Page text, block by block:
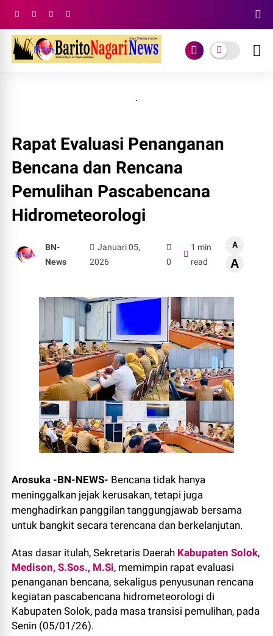
.
Rapat Evaluasi Penanganan
Bencana dan Rencana
Pemulihan Pascabencana
Hidrometeorologi
BN-
News
Januari 05,
2026
0
1 min
read
A
A
Arosuka -BN-NEWS- Bencana tidak hanya
meninggalkan jejak kerusakan, tetapi juga
menghadirkan panggilan tanggungjawab bersama
untuk bangkit secara terencana dan berkelanjutan.
Atas dasar itulah, Sekretaris Daerah Kabupaten Solok,
Medison, S.Sos., M.Si, memimpin rapat evaluasi
penanganan bencana, sekaligus penyusunan rencana
kegiatan pascabencana hidrometeorologi di
Kabupaten Solok, pada masa transisi pemulihan, pada
Senin (05/01/26).